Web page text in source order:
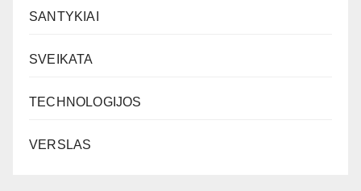
SANTYKIAI
SVEIKATA
TECHNOLOGIJOS
VERSLAS